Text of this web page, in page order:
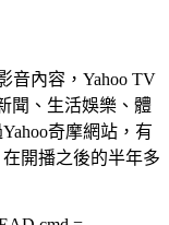
音內容，Yahoo TV
聞、生活娛樂、體
奇摩網站，有
開播之後的半年多